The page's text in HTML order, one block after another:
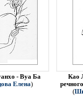
- Вуа Ба
Елена)
Као
(